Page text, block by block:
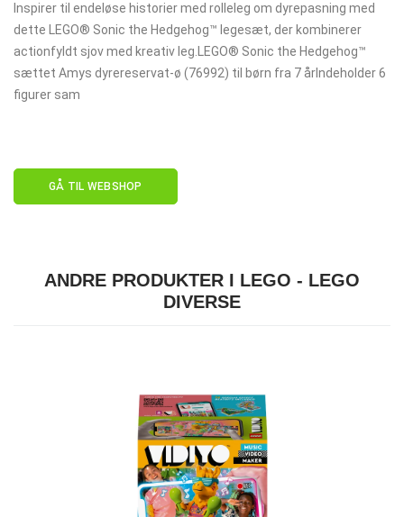
Inspirer til endeløse historier med rolleleg om dyrepasning med
dette LEGO® Sonic the Hedgehog™ legesæt, der kombinerer
actionfyldt sjov med kreativ leg.LEGO® Sonic the Hedgehog™
sættet Amys dyrereservat-ø (76992) til børn fra 7 årIndeholder 6
figurer sam
GÅ TIL WEBSHOP
ANDRE PRODUKTER I LEGO - LEGO
DIVERSE